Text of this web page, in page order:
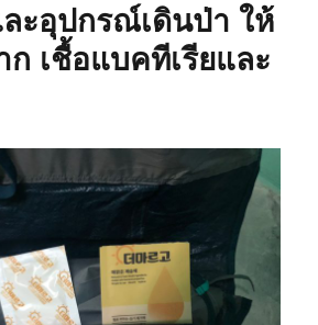
จุลชีพ
ทำไม
ถึง
เรา
ดี
กว่า
คู่
แข่ง
ไง
ละอุปกรณ์เดินป่า ให้
เชื้อแบคทีเรียและ